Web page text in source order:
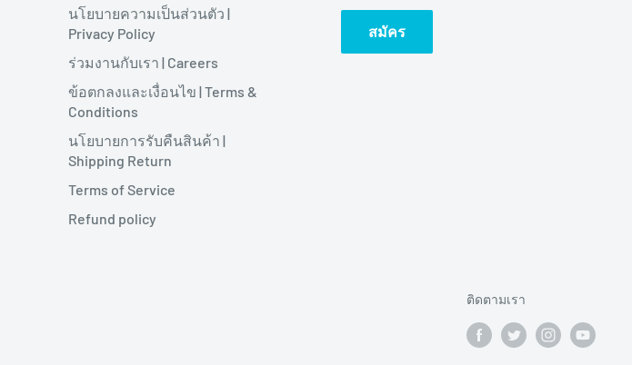
นโยบายความเป็นส่วนตัว |
Privacy Policy
ร่วมงานกับเรา | Careers
ข้อตกลงและเงื่อนไข | Terms &
Conditions
นโยบายการรับคืนสินค้า |
Shipping Return
Terms of Service
Refund policy
สมัคร
ติดตามเรา